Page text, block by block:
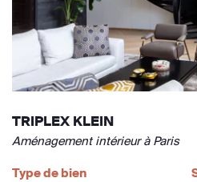
TRIPLEX KLEIN
Aménagement intérieur à Paris
Type de bien